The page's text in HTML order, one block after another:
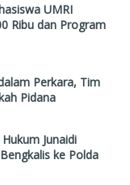
UMRI
Ribu dan Program
Perkara, Tim
Pidana
Junaidi
ke Polda